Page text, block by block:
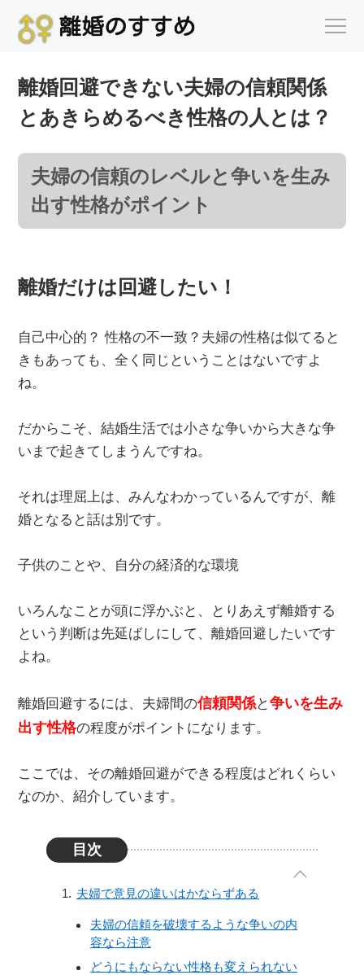
離婚回避できない夫婦の信頼関係
とあきらめるべき性格の人とは？
夫婦の信頼のレベルと争いを生み
出す性格がポイント
離婚だけは回避したい！
自己中心的？ 性格の不一致？夫婦の性格は似てると
きもあっても、全く同じということはないですよ
ね。
だからこそ、結婚生活では小さな争いから大きな争
いまで起きてしまうんですね。
それは理屈上は、みんなわかっているんですが、離
婚となると話は別です。
子供のことや、自分の経済的な環境
いろんなことが頭に浮かぶと、とりあえず離婚する
という判断は先延ばしにして、離婚回避したいです
よね。
離婚回避するには、夫婦間の信頼関係と争いを生み
出す性格の程度がポイントになります。
ここでは、その離婚回避ができる程度はどれくらい
なのか、紹介しています。
目次
夫婦で意見の違いはかならずある
夫婦の信頼を破壊するような争いの内
容なら注意
どうにもならない性格も変えられない